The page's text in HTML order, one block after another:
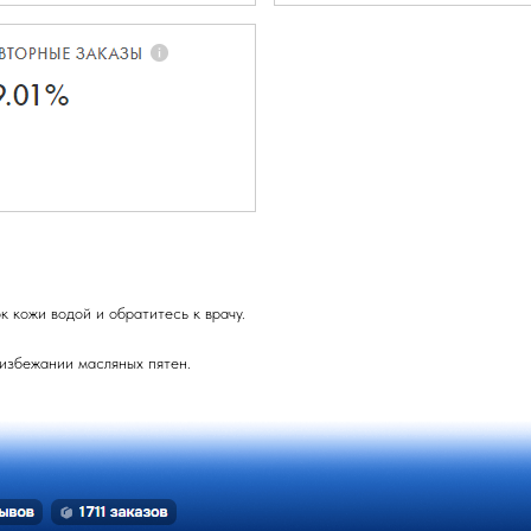
кожи водой и обратитесь к врачу.
масляных пятен.